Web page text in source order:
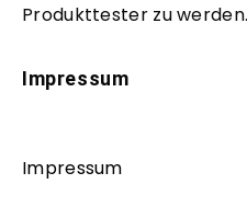
Produkttester zu werden.
Impressum
Impressum